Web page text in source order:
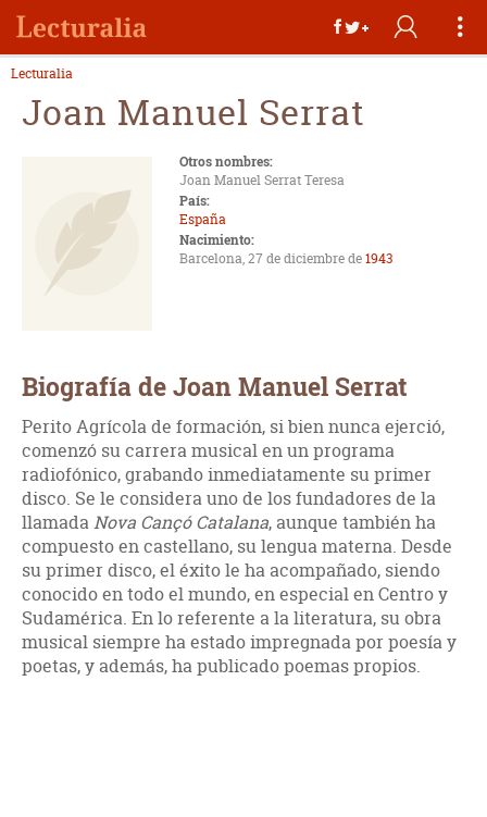
Lecturalia
Joan Manuel Serrat
Otros nombres:
Joan Manuel Serrat Teresa
País:
España
Nacimiento:
Barcelona, 27 de diciembre de1943
Biografía de Joan Manuel Serrat
Perito Agrícola de formación, si bien nunca ejerció,
comenzó su carrera musical en un programa
radiofónico, grabando inmediatamente su primer
disco. Se le considera uno de los fundadores de la
llamadaNova Cançó Catalana, aunque también ha
compuesto en castellano, su lengua materna. Desde
su primer disco, el éxito le ha acompañado, siendo
conocido en todo el mundo, en especial en Centro y
Sudamérica. En lo referente a la literatura, su obra
musical siempre ha estado impregnada por poesía y
poetas, y además, ha publicado poemas propios.